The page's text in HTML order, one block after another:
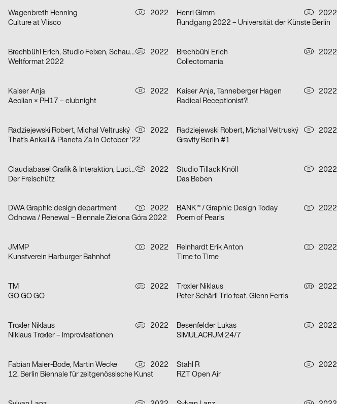
Wagenbreth Henning D
2022
Culture at Vlisco
Henri Gimm D
2022
Rundgang 2022 – Universität der Künste Berlin
Brechbühl Erich, Studio Feixen, Schaub Josh CH
2022
Weltformat 2022
Brechbühl Erich CH
2022
Collectomania
Kaiser Anja D
2022
Aeolian × PH17 – clubnight
Kaiser Anja, Tanneberger Hagen D
2022
Radical Receptionist?!
Radziejewski Robert, Michal Veltruský D
2022
That’s Ankali & Planeta Za in October ’22
Radziejewski Robert, Michal Veltruský D
2022
Gravity Berlin #1
Claudiabasel Grafik & Interaktion, Lucian Kunz CH
2022
Der Freischütz
Studio Tillack Knöll D
2022
Das Beben
DWA Graphic design department D
2022
Odnowa / Renewal – Biennale Zielona Góra 2022
BANK™ / Graphic Design Today D
2022
Poem of Pearls
JMMP D
2022
Kunstverein Harburger Bahnhof
Reinhardt Erik Anton D
2022
Time to Time
TM CH
2022
GO GO GO
Troxler Niklaus CH
2022
Peter Schärli Trio feat. Glenn Ferris
Troxler Niklaus CH
2022
Niklaus Troxler – Improvisationen
Besenfelder Lukas D
2022
SIMULACRUM 24/7
Fabian Maier-Bode, Martin Wecke D
2022
12. Berlin Biennale für zeitgenössische Kunst
Stahl R D
2022
RZT Open Air